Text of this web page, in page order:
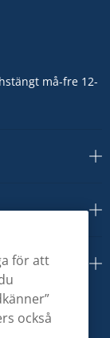
må-fre 12-
för att
också